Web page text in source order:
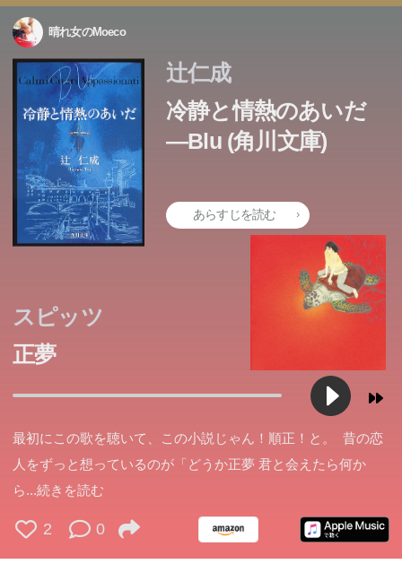
晴れ女のMoeco
辻仁成
冷静と情熱のあいだ
―Blu (角川文庫)
あらすじを読む
スピッツ
正夢
最初にこの歌を聴いて、この小説じゃん！順正！と。 昔の恋
人をずっと想っているのが「どうか正夢 君と会えたら何か
ら...続きを読む
2 0